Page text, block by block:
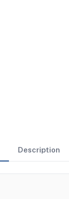
Description